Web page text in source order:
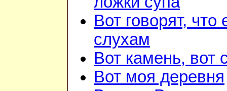
Вот говорят, что
слухам
Вот камень, вот
Вот моя деревня